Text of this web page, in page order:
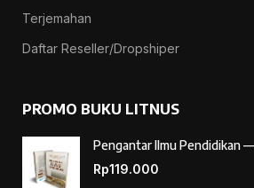
Terjemahan
Daftar Reseller/Dropshiper
PROMO BUKU LITNUS
Pengantar Ilmu Pendidikan
Rp119.000